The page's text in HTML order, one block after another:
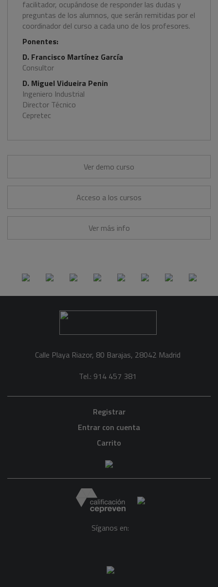
facilitador, ocupándose de responder las dudas y
preguntas de los alumnos, que serán remitidas por el
coordinador del curso a cada uno de los profesores.
Ponentes:
D. Francisco Martínez García
Consultor
D. Miguel Vidueira Penin
Ingeniero Industrial
Director Técnico
Cepretec
Ver demo curso
Acceso a los cursos
Ver más info
Calle Playa Riazor, 80 Barajas, 28042 Madrid
Tel.: 914 457 381
Registrar
Entrar con cuenta
Carrito
Síganos en: